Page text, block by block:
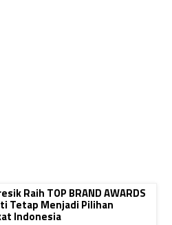
Raih TOP BRAND AWARDS
Tetap Menjadi Pilihan
Indonesia